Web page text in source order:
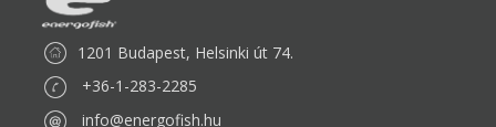
1201 Budapest, Helsinki út 74.
+36-1-283-2285
info@energofish.hu